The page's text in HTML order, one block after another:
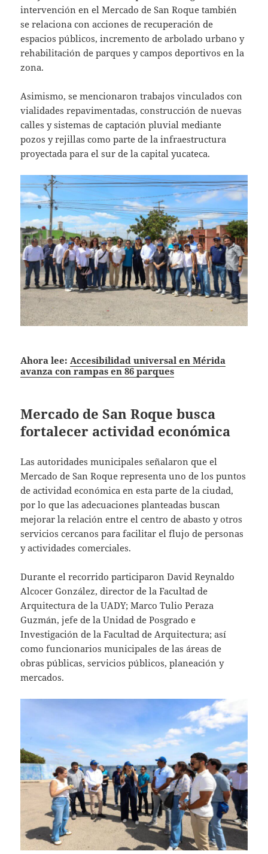
intervención en el Mercado de San Roque también
se relaciona con acciones de recuperación de
espacios públicos, incremento de arbolado urbano y
rehabilitación de parques y campos deportivos en la
zona.
Asimismo, se mencionaron trabajos vinculados con
vialidades repavimentadas, construcción de nuevas
calles y sistemas de captación pluvial mediante
pozos y rejillas como parte de la infraestructura
proyectada para el sur de la capital yucateca.
Ahora lee:Accesibilidad universal en Mérida
avanza con rampas en 86 parques
Mercado de San Roque busca
fortalecer actividad económica
Las autoridades municipales señalaron que el
Mercado de San Roque representa uno de los puntos
de actividad económica en esta parte de la ciudad,
por lo que las adecuaciones planteadas buscan
mejorar la relación entre el centro de abasto y otros
servicios cercanos para facilitar el flujo de personas
y actividades comerciales.
Durante el recorrido participaron David Reynaldo
Alcocer González, director de la Facultad de
Arquitectura de la UADY; Marco Tulio Peraza
Guzmán, jefe de la Unidad de Posgrado e
Investigación de la Facultad de Arquitectura; así
como funcionarios municipales de las áreas de
obras públicas, servicios públicos, planeación y
mercados.